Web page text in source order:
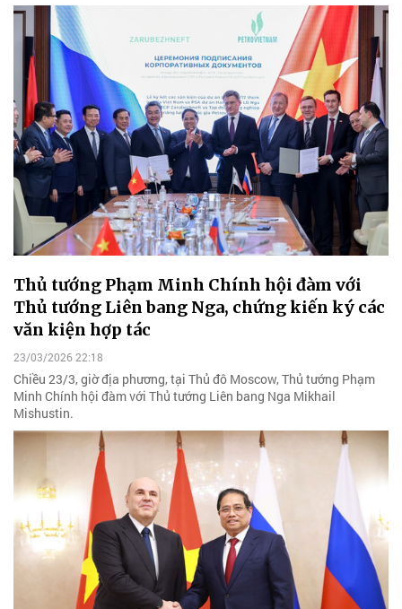
Thủ tướng Phạm Minh Chính hội đàm với
Thủ tướng Liên bang Nga, chứng kiến ký các
văn kiện hợp tác
23/03/2026 22:18
Chiều 23/3, giờ địa phương, tại Thủ đô Moscow, Thủ tướng Phạm
Minh Chính hội đàm với Thủ tướng Liên bang Nga Mikhail
Mishustin.